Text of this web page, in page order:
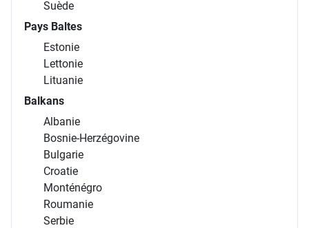
Suède
Pays Baltes
Estonie
Lettonie
Lituanie
Balkans
Albanie
Bosnie-Herzégovine
Bulgarie
Croatie
Monténégro
Roumanie
Serbie